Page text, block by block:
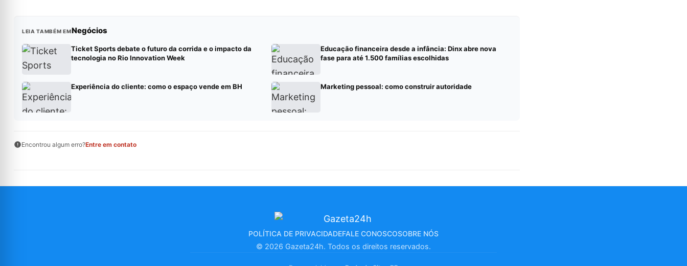
LEIA TAMBÉM EMNegócios
Ticket Sports debate o futuro da corrida e o impacto da
tecnologia no Rio Innovation Week
Educação financeira desde a infância: Dinx abre nova
fase para até 1.500 famílias escolhidas
Experiência do cliente: como o espaço vende em BH Marketing pessoal: como construir autoridade
Encontrou algum erro?Entre em contato
POLÍTICA DE PRIVACIDADEFALE CONOSCOSOBRE NÓS
© 2026 Gazeta24h. Todos os direitos reservados.